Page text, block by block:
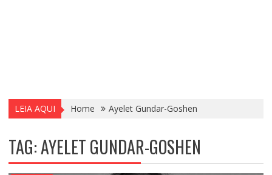
LEIA AQUI Home Ayelet Gundar-Goshen
TAG:AYELET GUNDAR-GOSHEN